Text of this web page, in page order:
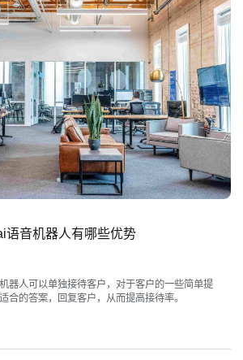
语音机器人有哪些优势
器人可以单独接待客户，对于客户的一些简单提
合的答案，回复客户，从而提高接待率。